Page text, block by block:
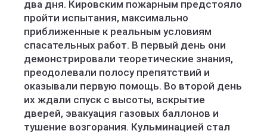
два дня. Кировским пожарным предстояло
пройти испытания, максимально
приближенные к реальным условиям
спасательных работ. В первый день они
демонстрировали теоретические знания,
преодолевали полосу препятствий и
оказывали первую помощь. Во второй день
их ждали спуск с высоты, вскрытие
дверей, эвакуация газовых баллонов и
тушение возгорания. Кульминацией стал